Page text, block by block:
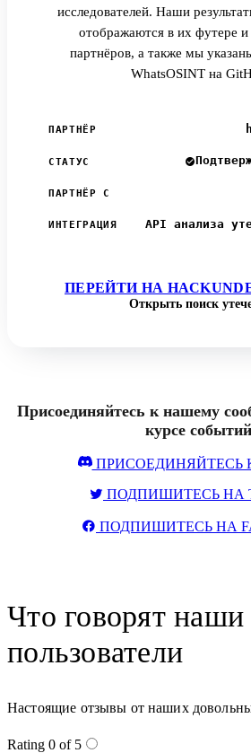
исследователей. Наши
отображаются в их футере и
партнёров, а также мы
WhatsOSINT на
ПАРТНЁР
СТАТУС
ПАРТНЁР С
ИНТЕГРАЦИЯ
API анализа
ПЕРЕЙТИ НА
Открыть поиск
Присоединяйтесь к нашему
курсе
ПРИСОЕДИНЯЙТЕСЬ К
ПОДПИШИТЕСЬ НА
ПОДПИШИТЕСЬ НА
Что говорят наши
пользователи
Настоящие отзывы от наших
Rating 0 of 5